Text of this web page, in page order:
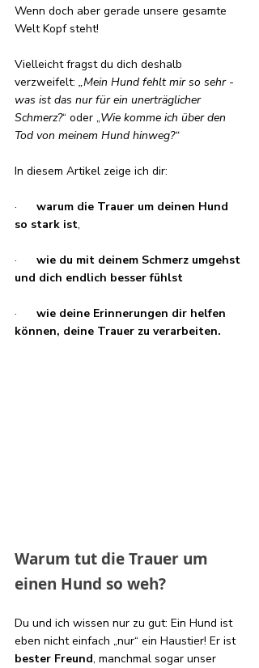
Wenn doch aber gerade unsere gesamte
Welt Kopf steht!
Vielleicht fragst du dich deshalb
verzweifelt: „Mein Hund fehlt mir so sehr -
was ist das nur für ein unerträglicher
Schmerz?“ oder „Wie komme ich über den
Tod von meinem Hund hinweg?“
In diesem Artikel zeige ich dir:
· warum die Trauer um deinen Hund
so stark ist,
· wie du mit deinem Schmerz umgehst
und dich endlich besser fühlst
· wie deine Erinnerungen dir helfen
können, deine Trauer zu verarbeiten.
Warum tut die Trauer um
einen Hund so weh?
Du und ich wissen nur zu gut: Ein Hund ist
eben nicht einfach „nur“ ein Haustier! Er ist
bester Freund, manchmal sogar unser